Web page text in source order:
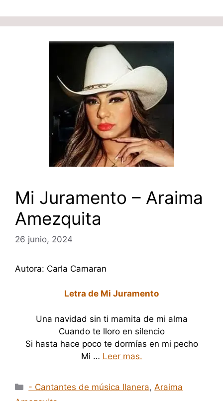
Mi Juramento – Araima
Amezquita
26 junio, 2024
Autora: Carla Camaran
Letra de Mi Juramento
Una navidad sin ti mamita de mi alma
Cuando te lloro en silencio
Si hasta hace poco te dormías en mi pecho
Mi … Leer mas.
Categorías
- Cantantes de música llanera, Araima